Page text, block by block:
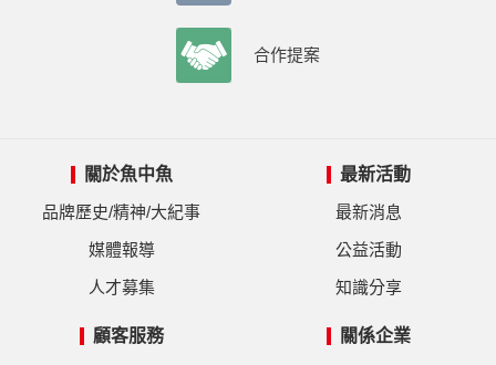
合作提案
關於魚中魚
品牌歷史/精神/大紀事
媒體報導
人才募集
最新活動
最新消息
公益活動
知識分享
顧客服務
關係企業